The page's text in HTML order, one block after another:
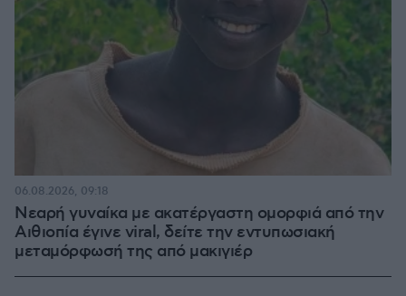
Νεαρή γυναίκα με ακατέργαστη ομορφιά από την
Αιθιοπία έγινε viral, δείτε την εντυπωσιακή
μεταμόρφωσή της από μακιγιέρ
06.08.2026, 09:18